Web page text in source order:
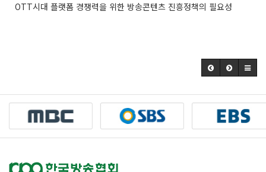
OTT시대 플랫폼 경쟁력을 위한 방송콘텐츠 진흥정책의 필요성